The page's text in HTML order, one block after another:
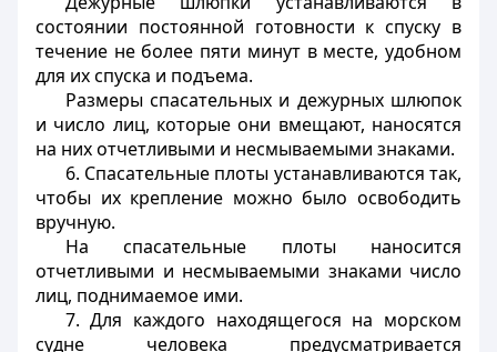
состоянии постоянной готовности к спуску в
течение не более пяти минут в месте, удобном
для их спуска и подъема.
Размеры спасательных и дежурных шлюпок
и число лиц, которые они вмещают, наносятся
на них отчетливыми и несмываемыми знаками.
6. Спасательные плоты устанавливаются так,
чтобы их крепление можно было освободить
вручную.
На спасательные плоты наносится
отчетливыми и несмываемыми знаками число
лиц, поднимаемое ими.
7. Для каждого находящегося на морском
судне человека предусматривается